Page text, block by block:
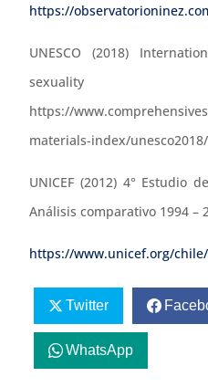
https://
UNESCO (2018)
sexuality
https://
materials-index/unesco2018/
UNICEF (2012) 4° Estudio
Análisis comparativo 1994 –
https://www.unicef.org/
Twitter
WhatsApp